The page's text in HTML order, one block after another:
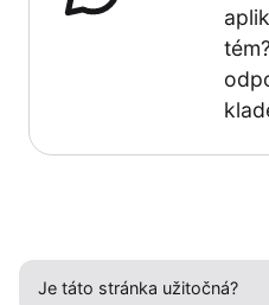
Je táto stránka užitočná?